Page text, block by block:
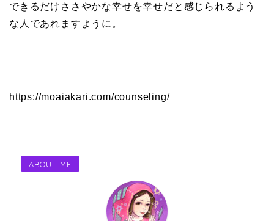
できるだけささやかな幸せを幸せだと感じられるよう
な人であれますように。
https://moaiakari.com/counseling/
ABOUT ME